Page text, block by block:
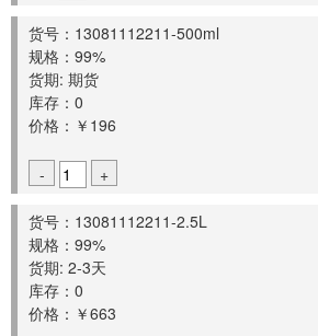
货号：13081112211-500ml
规格：99%
货期: 期货
库存：0
价格：￥196
- +
货号：13081112211-2.5L
规格：99%
货期: 2-3天
库存：0
价格：￥663